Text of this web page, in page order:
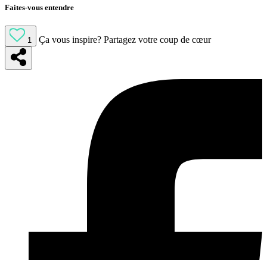
Faites-vous entendre
1 Ça vous inspire? Partagez votre coup de cœur